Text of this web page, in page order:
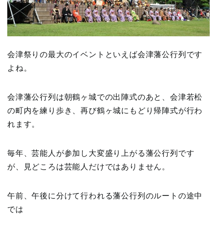
会津祭りの最大のイベントといえば会津藩公行列です
よね。
会津藩公行列は朝鶴ヶ城での出陣式のあと、会津若松
の町内を練り歩き、再び鶴ヶ城にもどり帰陣式が行わ
れます。
毎年、芸能人が参加し大変盛り上がる藩公行列です
が、見どころは芸能人だけではありません。
午前、午後に分けて行われる藩公行列のルートの途中
では